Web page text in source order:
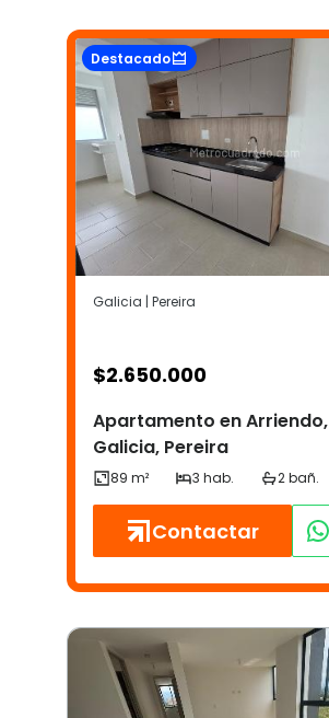
Destacado
Galicia | Pereira
$2.650.000
Apartamento en Arriendo,
Galicia, Pereira
Contactar